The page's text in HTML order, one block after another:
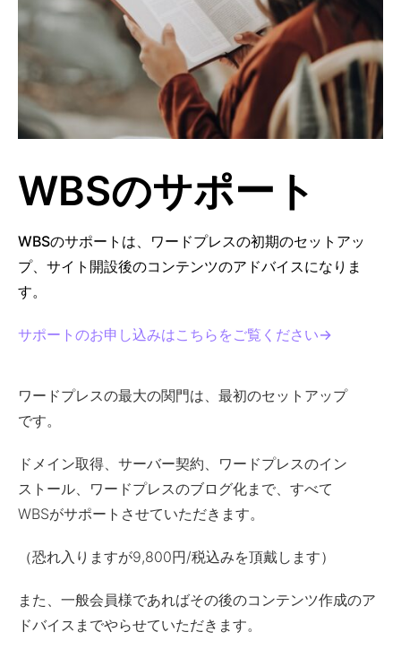
WBSのサポート
WBSのサポートは、ワードプレスの初期のセットアッ
プ、サイト開設後のコンテンツのアドバイスになりま
す。
サポートのお申し込みはこちらをご覧ください→
ワードプレスの最大の関門は、最初のセットアップ
です。
ドメイン取得、サーバー契約、ワードプレスのイン
ストール、ワードプレスのブログ化まで、すべて
WBSがサポートさせていただきます。
（恐れ入りますが9,800円/税込みを頂戴します）
また、一般会員様であればその後のコンテンツ作成のア
ドバイスまでやらせていただきます。